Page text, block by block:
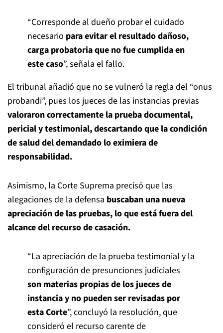
“Corresponde al dueño probar el cuidado
necesario para evitar el resultado dañoso,
carga probatoria que no fue cumplida en
este caso”, señala el fallo.
El tribunal añadió que no se vulneró la regla del “onus
probandi”, pues los jueces de las instancias previas
valoraron correctamente la prueba documental,
pericial y testimonial, descartando que la condición
de salud del demandado lo eximiera de
responsabilidad.
Asimismo, la Corte Suprema precisó que las
alegaciones de la defensa buscaban una nueva
apreciación de las pruebas, lo que está fuera del
alcance del recurso de casación.
“La apreciación de la prueba testimonial y la
configuración de presunciones judiciales
son materias propias de los jueces de
instancia y no pueden ser revisadas por
esta Corte”, concluyó la resolución, que
consideró el recurso carente de